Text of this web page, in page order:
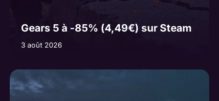
Gears 5 à -85% (4,49€) sur Steam
3 août 2026